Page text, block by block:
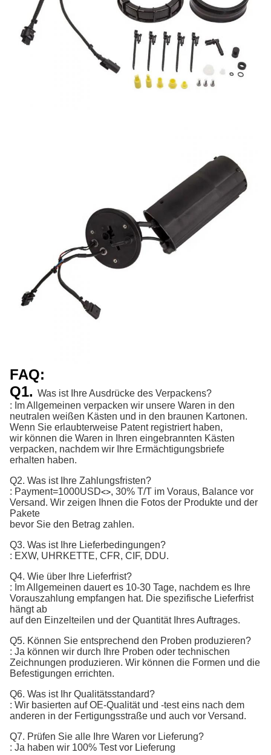
FAQ:
Q1. Was ist Ihre Ausdrücke des Verpackens?
: Im Allgemeinen verpacken wir unsere Waren in den
neutralen weißen Kästen und in den braunen Kartonen.
Wenn Sie erlaubterweise Patent registriert haben,
wir können die Waren in Ihren eingebrannten Kästen
verpacken, nachdem wir Ihre Ermächtigungsbriefe
erhalten haben.
Q2. Was ist Ihre Zahlungsfristen?
: Payment=1000USD<>, 30% T/T im Voraus, Balance vor
Versand. Wir zeigen Ihnen die Fotos der Produkte und der
Pakete
bevor Sie den Betrag zahlen.
Q3. Was ist Ihre Lieferbedingungen?
: EXW, UHRKETTE, CFR, CIF, DDU.
Q4. Wie über Ihre Lieferfrist?
: Im Allgemeinen dauert es 10-30 Tage, nachdem es Ihre
Vorauszahlung empfangen hat. Die spezifische Lieferfrist
hängt ab
auf den Einzelteilen und der Quantität Ihres Auftrages.
Q5. Können Sie entsprechend den Proben produzieren?
: Ja können wir durch Ihre Proben oder technischen
Zeichnungen produzieren. Wir können die Formen und die
Befestigungen errichten.
Q6. Was ist Ihr Qualitätsstandard?
: Wir basierten auf OE-Qualität und -test eins nach dem
anderen in der Fertigungsstraße und auch vor Versand.
Q7. Prüfen Sie alle Ihre Waren vor Lieferung?
: Ja haben wir 100% Test vor Lieferung